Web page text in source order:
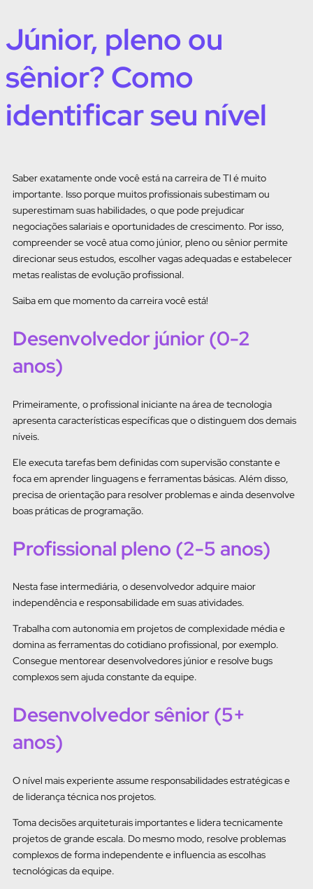
Júnior, pleno ou
sênior? Como
identificar seu nível
Saber exatamente onde você está na carreira de TI é muito
importante. Isso porque muitos profissionais subestimam ou
superestimam suas habilidades, o que pode prejudicar
negociações salariais e oportunidades de crescimento. Por isso,
compreender se você atua como júnior, pleno ou sênior permite
direcionar seus estudos, escolher vagas adequadas e estabelecer
metas realistas de evolução profissional.
Saiba em que momento da carreira você está!
Desenvolvedor júnior (0-2
anos)
Primeiramente, o profissional iniciante na área de tecnologia
apresenta características específicas que o distinguem dos demais
níveis.
Ele executa tarefas bem definidas com supervisão constante e
foca em aprender linguagens e ferramentas básicas. Além disso,
precisa de orientação para resolver problemas e ainda desenvolve
boas práticas de programação.
Profissional pleno (2-5 anos)
Nesta fase intermediária, o desenvolvedor adquire maior
independência e responsabilidade em suas atividades.
Trabalha com autonomia em projetos de complexidade média e
domina as ferramentas do cotidiano profissional, por exemplo.
Consegue mentorear desenvolvedores júnior e resolve bugs
complexos sem ajuda constante da equipe.
Desenvolvedor sênior (5+
anos)
O nível mais experiente assume responsabilidades estratégicas e
de liderança técnica nos projetos.
Toma decisões arquiteturais importantes e lidera tecnicamente
projetos de grande escala. Do mesmo modo, resolve problemas
complexos de forma independente e influencia as escolhas
tecnológicas da equipe.